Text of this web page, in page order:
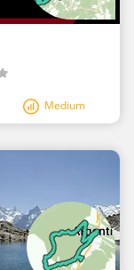
Medium